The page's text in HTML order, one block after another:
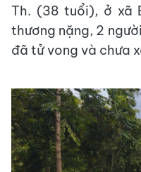
Th. (38 tuổi), ở xã
thương nặng, 2
đã tử vong và chưa